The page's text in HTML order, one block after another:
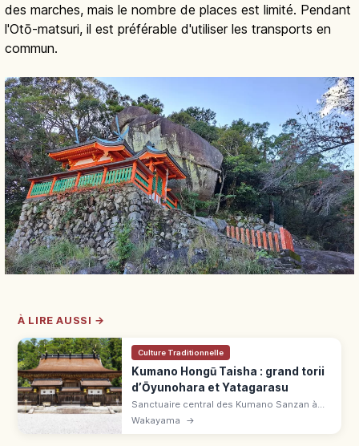
des marches, mais le nombre de places est limité. Pendant
l'Otō-matsuri, il est préférable d'utiliser les transports en
commun.
À LIRE AUSSI →
Culture Traditionnelle
Kumano Hongū Taisha : grand torii
d’Ōyunohara et Yatagarasu
Sanctuaire central des Kumano Sanzan à
Tanabe (Wakayama), classé UNESCO. Grand
torii d'Ōyunohara de 34 m, corbeau
Wakayama →